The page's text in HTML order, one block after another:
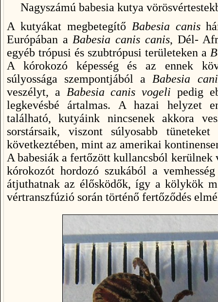
Nagyszámú babesia kutya
A kutyákat megbetegítő Babesia canis
Európában a Babesia canis canis, Dél-
egyéb trópusi és szubtrópusi területeken a
A kórokozó képesség és az ennek
súlyossága szempontjából a Babesia
veszélyt, a Babesia canis vogeli pedig
legkevésbé ártalmas. A hazai helyzet
található, kutyáink nincsenek akkora
sorstársaik, viszont súlyosabb
következtében, mint az amerikai
A babesiák a fertőzött kullancsból kerülnek
kórokozót hordozó szukából a
átjuthatnak az élősködők, így a kölykök
vértranszfúzió során történő fertőződés